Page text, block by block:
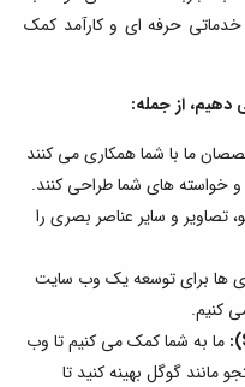
حرفه ای و کارآمد کمک
دهیم، از جمله:
ما با شما همکاری می کنند
خواسته های شما طراحی کنند.
تصاویر و سایر عناصر بصری را
ها برای توسعه یک وب سایت
کنیم.
ما به شما کمک می کنیم تا وب
مانند گوگل بهینه کنید تا